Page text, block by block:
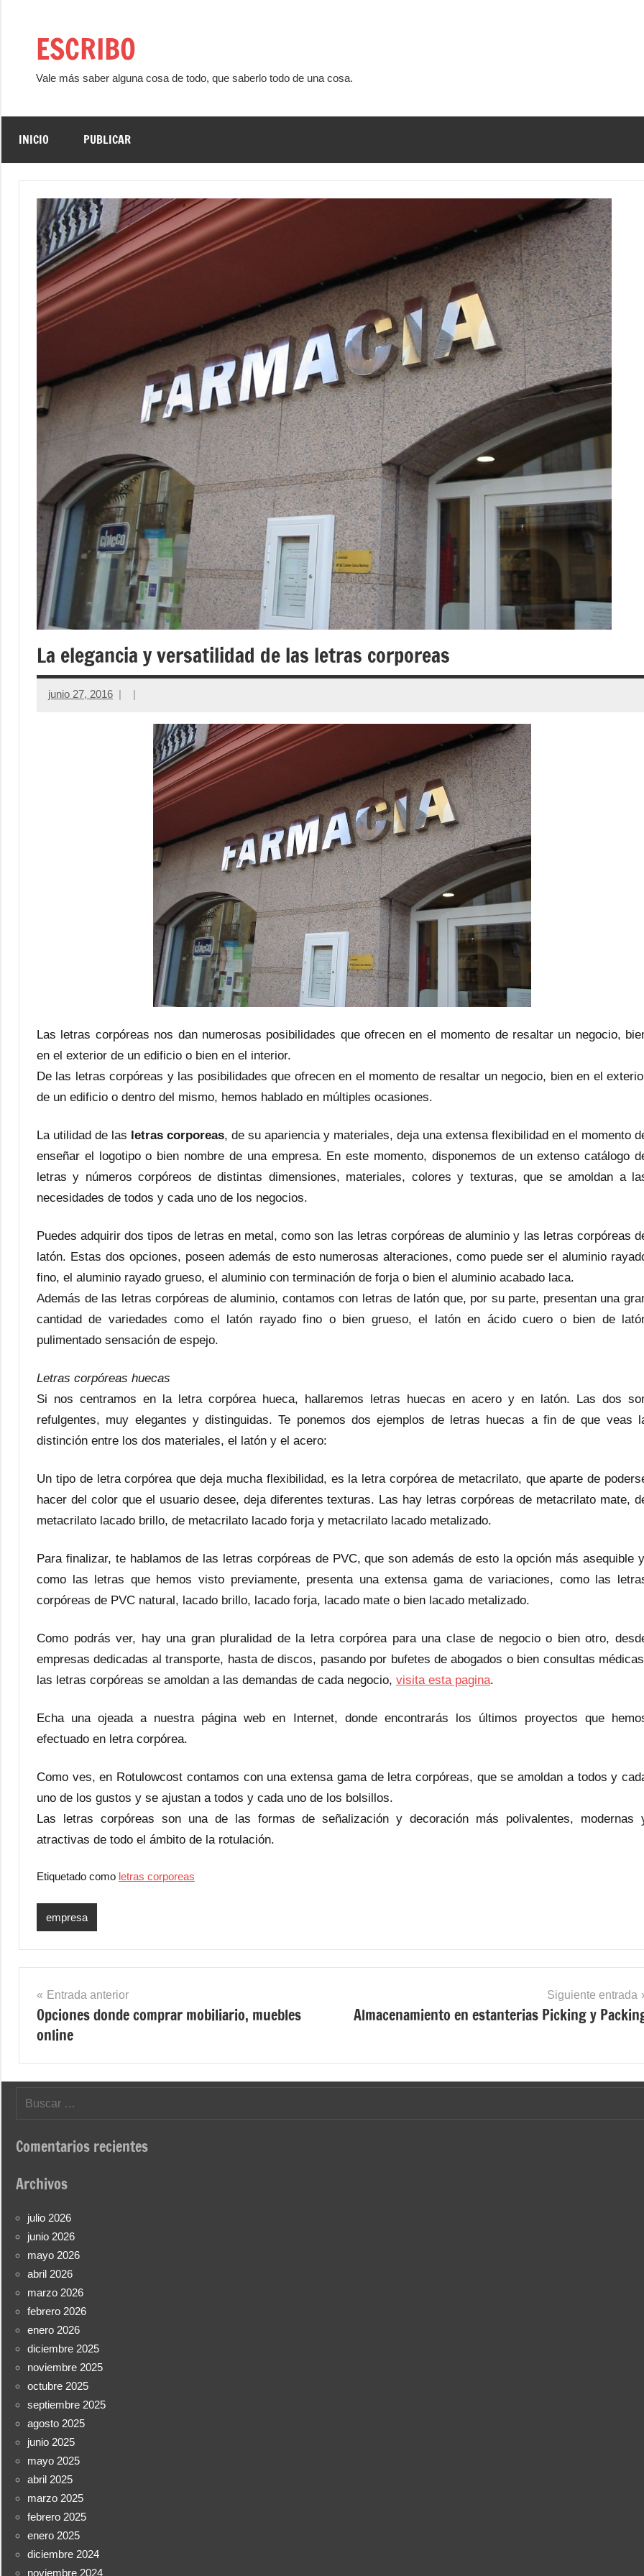
contenidoESCRIBO
Vale más saber alguna cosa de todo, que saberlo todo de una cosa.
INICIO PUBLICAR
La elegancia y versatilidad de las letras corporeas
junio 27, 2016
Las letras corpóreas nos dan numerosas posibilidades que ofrecen en el momento de resaltar un negocio,
en el exterior de un edificio o bien en el interior.
De las letras corpóreas y las posibilidades que ofrecen en el momento de resaltar un negocio, bien en el
de un edificio o dentro del mismo, hemos hablado en múltiples ocasiones.
La utilidad de las letras corporeas, de su apariencia y materiales, deja una extensa flexibilidad en el momento
enseñar el logotipo o bien nombre de una empresa. En este momento, disponemos de un extenso catálogo
letras y números corpóreos de distintas dimensiones, materiales, colores y texturas, que se amoldan a
necesidades de todos y cada uno de los negocios.
Puedes adquirir dos tipos de letras en metal, como son las letras corpóreas de aluminio y las letras corpóreas
latón. Estas dos opciones, poseen además de esto numerosas alteraciones, como puede ser el aluminio
fino, el aluminio rayado grueso, el aluminio con terminación de forja o bien el aluminio acabado laca.
Además de las letras corpóreas de aluminio, contamos con letras de latón que, por su parte, presentan una
cantidad de variedades como el latón rayado fino o bien grueso, el latón en ácido cuero o bien de
pulimentado sensación de espejo.
Letras corpóreas huecas
Si nos centramos en la letra corpórea hueca, hallaremos letras huecas en acero y en latón. Las dos
refulgentes, muy elegantes y distinguidas. Te ponemos dos ejemplos de letras huecas a fin de que veas
distinción entre los dos materiales, el latón y el acero:
Un tipo de letra corpórea que deja mucha flexibilidad, es la letra corpórea de metacrilato, que aparte de
hacer del color que el usuario desee, deja diferentes texturas. Las hay letras corpóreas de metacrilato mate,
metacrilato lacado brillo, de metacrilato lacado forja y metacrilato lacado metalizado.
Para finalizar, te hablamos de las letras corpóreas de PVC, que son además de esto la opción más asequible
como las letras que hemos visto previamente, presenta una extensa gama de variaciones, como las
corpóreas de PVC natural, lacado brillo, lacado forja, lacado mate o bien lacado metalizado.
Como podrás ver, hay una gran pluralidad de la letra corpórea para una clase de negocio o bien otro,
empresas dedicadas al transporte, hasta de discos, pasando por bufetes de abogados o bien consultas
las letras corpóreas se amoldan a las demandas de cada negocio, visita esta pagina.
Echa una ojeada a nuestra página web en Internet, donde encontrarás los últimos proyectos que
efectuado en letra corpórea.
Como ves, en Rotulowcost contamos con una extensa gama de letra corpóreas, que se amoldan a todos y
uno de los gustos y se ajustan a todos y cada uno de los bolsillos.
Las letras corpóreas son una de las formas de señalización y decoración más polivalentes, modernas
atractivas de todo el ámbito de la rotulación.
Etiquetado como letras corporeas
empresa
Navegación
de
entradas
Entrada anterior
Opciones donde comprar mobiliario, muebles
online
Siguiente entrada
Almacenamiento en estanterias Picking y
Comentarios recientes
Archivos
julio 2026
junio 2026
mayo 2026
abril 2026
marzo 2026
febrero 2026
enero 2026
diciembre 2025
noviembre 2025
octubre 2025
septiembre 2025
agosto 2025
junio 2025
mayo 2025
abril 2025
marzo 2025
febrero 2025
enero 2025
diciembre 2024
noviembre 2024